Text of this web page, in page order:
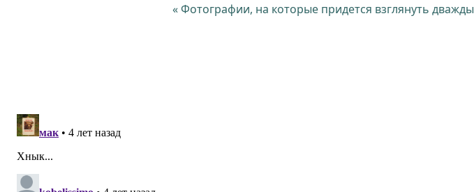
« Фотографии, на которые придется взглянуть дважды